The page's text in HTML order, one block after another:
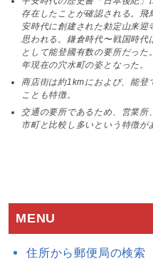
存在したことが確認される。
安時代に創建された勅定山来迎
思われる。鎌倉時代〜戦国時
として能登國有数の要所だっ
年現在の穴水町の姿となった。
商店街は約1kmにおよび、能登
ことも特徴。
交通の要所であるため、営業
市町と比較し多いという特徴が
MENU
住所から郵便局の検索